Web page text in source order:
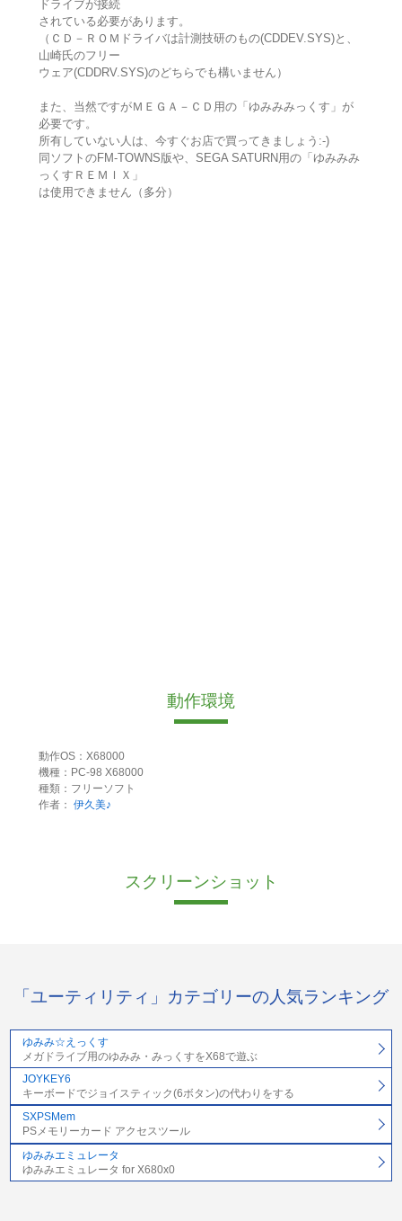
ドライブが接続
されている必要があります。
（ＣＤ－ＲＯＭドライバは計測技研のもの(CDDEV.SYS)と、
山崎氏のフリー
ウェア(CDDRV.SYS)のどちらでも構いません）
また、当然ですがＭＥＧＡ－ＣＤ用の「ゆみみみっくす」が
必要です。
所有していない人は、今すぐお店で買ってきましょう:-)
同ソフトのFM-TOWNS版や、SEGA SATURN用の「ゆみみみ
っくすＲＥＭＩＸ」
は使用できません（多分）
動作環境
動作OS：X68000
機種：PC-98 X68000
種類：フリーソフト
作者： 伊久美♪
スクリーンショット
「ユーティリティ」カテゴリーの人気ランキング
ゆみみ☆えっくす
メガドライブ用のゆみみ・みっくすをX68で遊ぶ
JOYKEY6
キーボードでジョイスティック(6ボタン)の代わりをする
SXPSMem
PSメモリーカード アクセスツール
ゆみみエミュレータ
ゆみみエミュレータ for X680x0